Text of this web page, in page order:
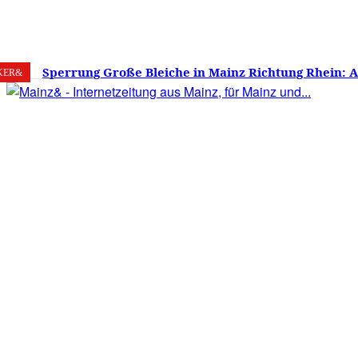
7. August 2026 22 Mainz
Sperrung Große Bleiche in Mainz Richtung Rhein:
verwirrt, Mainzer stinksauer – Haben die Mainzer